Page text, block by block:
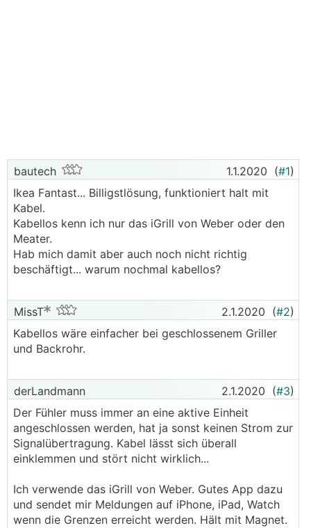
bautech 1.1.2020 (#1)
Ikea Fantast... Billigstlösung, funktioniert halt mit
Kabel.
Kabellos kenn ich nur das iGrill von Weber oder den
Meater.
Hab mich damit aber auch noch nicht richtig
beschäftigt... warum nochmal kabellos?
MissT 2.1.2020 (#2)
Kabellos wäre einfacher bei geschlossenem Griller
und Backrohr.
derLandmann 2.1.2020 (#3)
Der Fühler muss immer an eine aktive Einheit
angeschlossen werden, hat ja sonst keinen Strom zur
Signalübertragung. Kabel lässt sich überall
einklemmen und stört nicht wirklich...
Ich verwende das iGrill von Weber. Gutes App dazu
und sendet mir Meldungen auf iPhone, iPad, Watch
wenn die Grenzen erreicht werden. Hält mit Magnet.